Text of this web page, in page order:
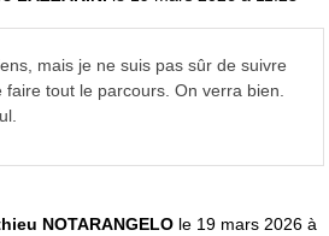
mais je ne suis pas sûr de suivre
faire tout le parcours. On verra bien.
NOTARANGELO le 19 mars 2026 à